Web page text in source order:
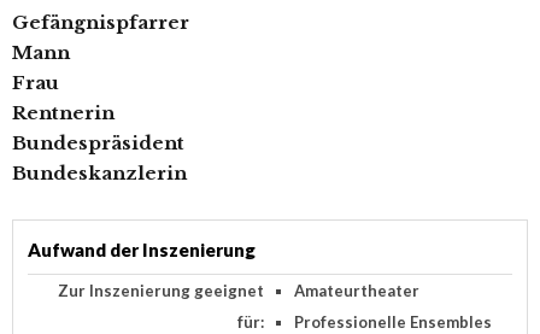
Gefängnispfarrer
Mann
Frau
Rentnerin
Bundespräsident
Bundeskanzlerin
Aufwand der Inszenierung
Zur Inszenierung geeignet
für:
Amateurtheater
Professionelle Ensembles